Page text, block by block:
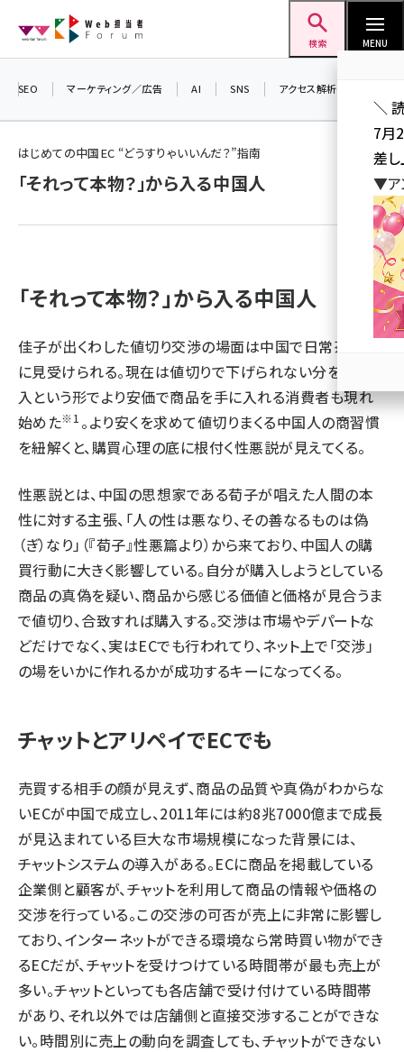
ン
検索 MENU
note (2310)
セミナー (2301)
z世代 (1620)
meo (1274)
llmo (1160)
SEO マーケティング／広告 AI SNS アクセス解析／データ分析
はじめての中国EC “どうすりゃいいんだ？”指南
「それって本物？」から入る中国人
「それって本物？」から入る中国人
佳子が出くわした値切り交渉の場面は中国で日常茶飯事
に見受けられる。現在は値切りで下げられない分を共同購
入という形でより安価で商品を手に入れる消費者も現れ
始めた※1 。より安くを求めて値切りまくる中国人の商習慣
を紐解くと、購買心理の底に根付く性悪説が見えてくる。
性悪説とは、中国の思想家である荀子が唱えた人間の本
性に対する主張、「人の性は悪なり、その善なるものは偽
（ぎ）なり」（『荀子』性悪篇より）から来ており、中国人の購
買行動に大きく影響している。自分が購入しようとしている
商品の真偽を疑い、商品から感じる価値と価格が見合うま
で値切り、合致すれば購入する。交渉は市場やデパートな
どだけでなく、実はECでも行われてり、ネット上で「交渉」
の場をいかに作れるかが成功するキーになってくる。
チャットとアリペイでECでも
売買する相手の顔が見えず、商品の品質や真偽がわからな
いECが中国で成立し、2011年には約8兆7000億まで成長
が見込まれている巨大な市場規模になった背景には、
チャットシステムの導入がある。ECに商品を掲載している
企業側と顧客が、チャットを利用して商品の情報や価格の
交渉を行っている。この交渉の可否が売上に非常に影響し
ており、インターネットができる環境なら常時買い物ができ
るECだが、チャットを受けつけている時間帯が最も売上が
多い。チャットといっても各店舗で受け付けている時間帯
があり、それ以外では店舗側と直接交渉することができな
い。時間別に売上の動向を調査しても、チャットができない
＼
7月
差し
▼ア